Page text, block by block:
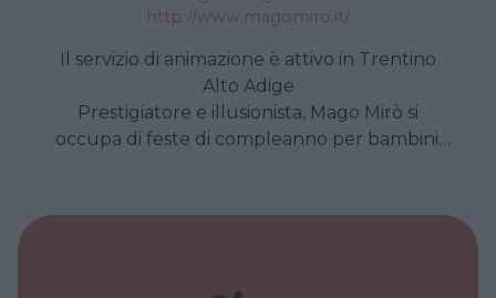
http://www.magomiro.it/
Il servizio di animazione è attivo in Trentino
Alto Adige
Prestigiatore e illusionista, Mago Mirò si
occupa di feste di compleanno per bambini,
centri commerciali… Durante l’animazione, i